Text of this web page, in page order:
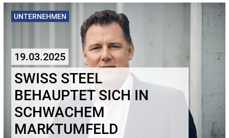
UNTERNEHMEN
19.03.2025
SWISS STEEL
BEHAUPTET SICH IN
SCHWACHEM
MARKTUMFELD